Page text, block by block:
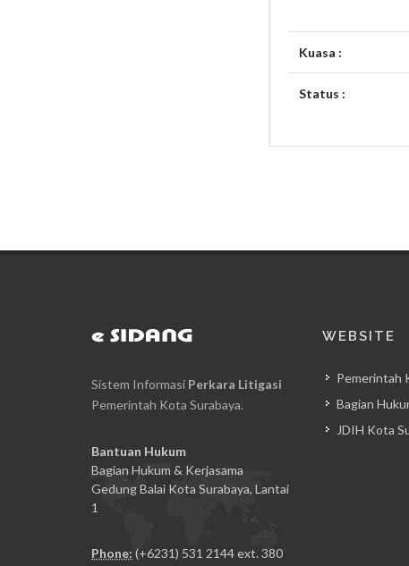
Kuasa :
Status :
Sistem Informasi Perkara Litigasi
Pemerintah Kota Surabaya.
Bantuan Hukum
Bagian Hukum & Kerjasama
Gedung Balai Kota Surabaya, Lantai
1
Phone: (+6231) 531 2144 ext. 380
WEBSITE
Pemerintah
Bagian
JDIH Kota